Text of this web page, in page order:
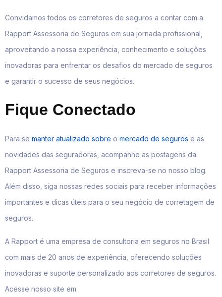
Convidamos todos os corretores de seguros a contar com a
Rapport Assessoria de Seguros em sua jornada profissional,
aproveitando a nossa experiência, conhecimento e soluções
inovadoras para enfrentar os desafios do mercado de seguros
e garantir o sucesso de seus negócios.
Fique Conectado
Para se manter atualizado sobre o mercado de seguros e as
novidades das seguradoras, acompanhe as postagens da
Rapport Assessoria de Seguros e inscreva-se no nosso blog.
Além disso, siga nossas redes sociais para receber informações
importantes e dicas úteis para o seu negócio de corretagem de
seguros.
A Rapport é uma empresa de consultoria em seguros no Brasil
com mais de 20 anos de experiência, oferecendo soluções
inovadoras e suporte personalizado aos corretores de seguros.
Acesse nosso site em